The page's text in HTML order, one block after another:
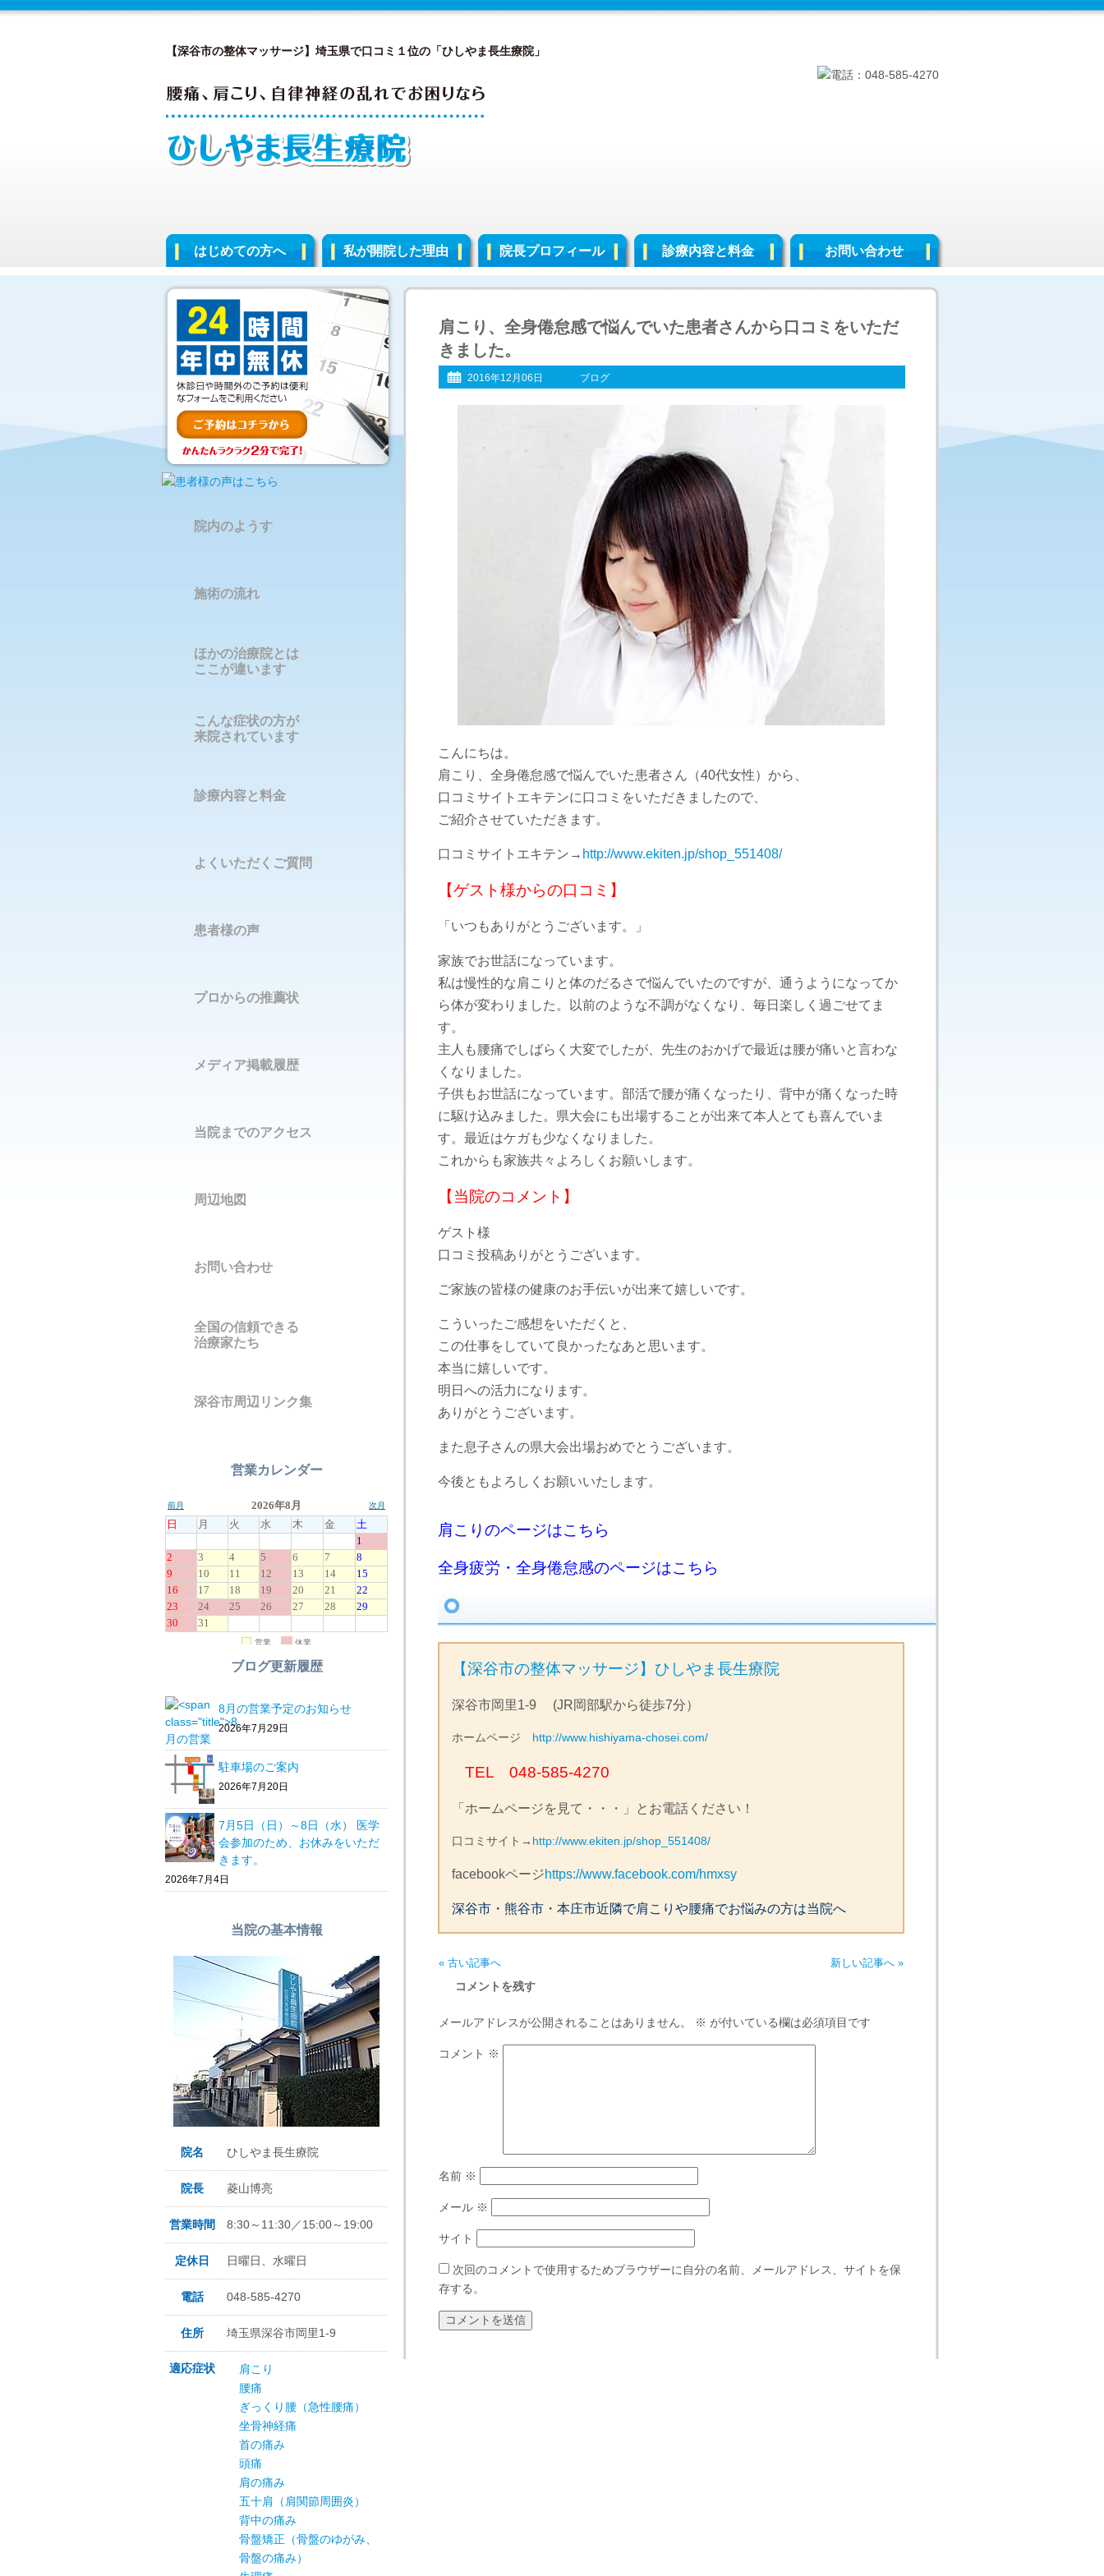
【深谷市の整体マッサージ】埼玉県で口コミ１位の「ひしやま長生療院」
はじめての方へ 私が開院した理由 院長プロフィール 診療内容と料金 お問い合わせ
肩こり、全身倦怠感で悩んでいた患者さんから口コミをいただ
きました。
2016年12月06日 ブログ
こんにちは。
肩こり、全身倦怠感で悩んでいた患者さん（40代女性）から、
口コミサイトエキテンに口コミをいただきましたので、
ご紹介させていただきます。
口コミサイトエキテン→ http://www.ekiten.jp/shop_551408/
【ゲスト様からの口コミ】
「いつもありがとうございます。」
家族でお世話になっています。
私は慢性的な肩こりと体のだるさで悩んでいたのですが、通うようになってか
ら体が変わりました。以前のような不調がなくなり、毎日楽しく過ごせてま
す。
主人も腰痛でしばらく大変でしたが、先生のおかげで最近は腰が痛いと言わな
くなりました。
子供もお世話になっています。部活で腰が痛くなったり、背中が痛くなった時
に駆け込みました。県大会にも出場することが出来て本人とても喜んでいま
す。最近はケガも少なくなりました。
これからも家族共々よろしくお願いします。
【当院のコメント】
ゲスト様
口コミ投稿ありがとうございます。
ご家族の皆様の健康のお手伝いが出来て嬉しいです。
こういったご感想をいただくと、
この仕事をしていて良かったなあと思います。
本当に嬉しいです。
明日への活力になります。
ありがとうございます。
また息子さんの県大会出場おめでとうございます。
今後ともよろしくお願いいたします。
肩こりのページはこちら
全身疲労・全身倦怠感のページはこちら
【深谷市の整体マッサージ】ひしやま長生療院
深谷市岡里1-9 (JR岡部駅から徒歩7分）
ホームページ http://www.hishiyama-chosei.com/
TEL 048-585-4270
「ホームページを見て・・・」とお電話ください！
口コミサイト→ http://www.ekiten.jp/shop_551408/
facebookページhttps://www.facebook.com/hmxsy
深谷市・熊谷市・本庄市近隣で肩こりや腰痛でお悩みの方は当院へ
« 古い記事へ 新しい記事へ »
コメントを残す
メールアドレスが公開されることはありません。 ※ が付いている欄は必須項目です
コメント ※
名前 ※
メール ※
サイト
次回のコメントで使用するためブラウザーに自分の名前、メールアドレス、サイトを保
存する。
院内のようす
施術の流れ
ほかの治療院とは
ここが違います
こんな症状の方が
来院されています
診療内容と料金
よくいただくご質問
患者様の声
プロからの推薦状
メディア掲載履歴
当院までのアクセス
周辺地図
お問い合わせ
全国の信頼できる
治療家たち
深谷市周辺リンク集
営業カレンダー
ブログ更新履歴
8月の営業予定のお知らせ
2026年7月29日
駐車場のご案内
2026年7月20日
7月5日（日）～8日（水） 医学
会参加のため、お休みをいただ
きます。
2026年7月4日
当院の基本情報
院名 ひしやま長生療院
院長 菱山博亮
営業時間 8:30～11:30／15:00～19:00
定休日 日曜日、水曜日
電話 048-585-4270
住所 埼玉県深谷市岡里1-9
適応症状
肩こり
腰痛
ぎっくり腰（急性腰痛）
坐骨神経痛
首の痛み
頭痛
肩の痛み
五十肩（肩関節周囲炎）
背中の痛み
骨盤矯正（骨盤のゆがみ、
骨盤の痛み）